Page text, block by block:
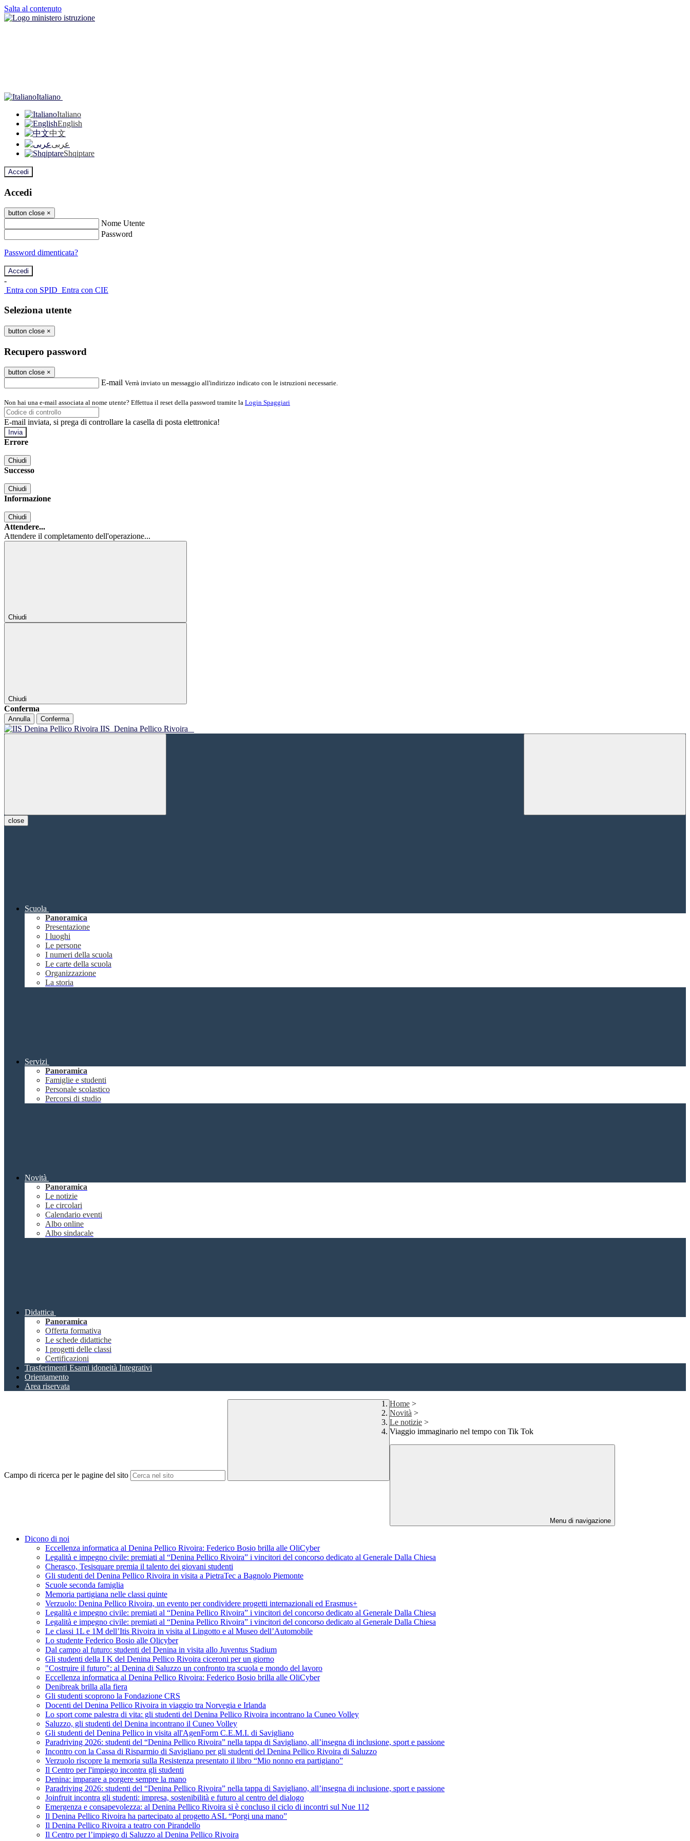
Salta al contenuto
Italiano
Italiano
English
中文
عربى
Shqiptare
Accedi
Accedi
button close ×
Nome Utente
Password
Password dimenticata?
-
Entra con SPID Entra con CIE
Seleziona utente
button close ×
Recupero password
button close ×
E-mail Verrà inviato un messaggio all'indirizzo indicato con le istruzioni necessarie.
Non hai una e-mail associata al nome utente? Effettua il reset della password tramite la Login Spaggiari
E-mail inviata, si prega di controllare la casella di posta elettronica!
Errore
Chiudi
Successo
Chiudi
Informazione
Chiudi
Attendere...
Attendere il completamento dell'operazione...
Chiudi
Chiudi
Conferma
Annulla Conferma
IIS Denina Pellico Rivoira
close
Scuola
Panoramica
Presentazione
I luoghi
Le persone
I numeri della scuola
Le carte della scuola
Organizzazione
La storia
Servizi
Panoramica
Famiglie e studenti
Personale scolastico
Percorsi di studio
Novità
Panoramica
Le notizie
Le circolari
Calendario eventi
Albo online
Albo sindacale
Didattica
Panoramica
Offerta formativa
Le schede didattiche
I progetti delle classi
Certificazioni
Trasferimenti Esami idoneità Integrativi
Orientamento
Area riservata
Campo di ricerca per le pagine del sito
Home >
Novità >
Le notizie >
Viaggio immaginario nel tempo con Tik Tok
Menu di navigazione
Dicono di noi
Eccellenza informatica al Denina Pellico Rivoira: Federico Bosio brilla alle OliCyber
Legalità e impegno civile: premiati al “Denina Pellico Rivoira” i vincitori del concorso dedicato al Generale Dalla Chiesa
Cherasco, Tesisquare premia il talento dei giovani studenti
Gli studenti del Denina Pellico Rivoira in visita a PietraTec a Bagnolo Piemonte
Scuole seconda famiglia
Memoria partigiana nelle classi quinte
Verzuolo: Denina Pellico Rivoira, un evento per condividere progetti internazionali ed Erasmus+
Legalità e impegno civile: premiati al “Denina Pellico Rivoira” i vincitori del concorso dedicato al Generale Dalla Chiesa
Legalità e impegno civile: premiati al “Denina Pellico Rivoira” i vincitori del concorso dedicato al Generale Dalla Chiesa
Le classi 1L e 1M dell’Itis Rivoira in visita al Lingotto e al Museo dell’Automobile
Lo studente Federico Bosio alle Olicyber
Dal campo al futuro: studenti del Denina in visita allo Juventus Stadium
Gli studenti della I K del Denina Pellico Rivoira ciceroni per un giorno
"Costruire il futuro": al Denina di Saluzzo un confronto tra scuola e mondo del lavoro
Eccellenza informatica al Denina Pellico Rivoira: Federico Bosio brilla alle OliCyber
Denibreak brilla alla fiera
Gli studenti scoprono la Fondazione CRS
Docenti del Denina Pellico Rivoira in viaggio tra Norvegia e Irlanda
Lo sport come palestra di vita: gli studenti del Denina Pellico Rivoira incontrano la Cuneo Volley
Saluzzo, gli studenti del Denina incontrano il Cuneo Volley
Gli studenti del Denina Pellico in visita all'AgenForm C.E.M.I. di Savigliano
Paradriving 2026: studenti del “Denina Pellico Rivoira” nella tappa di Savigliano, all’insegna di inclusione, sport e passione
Incontro con la Cassa di Risparmio di Savigliano per gli studenti del Denina Pellico Rivoira di Saluzzo
Verzuolo riscopre la memoria sulla Resistenza presentato il libro “Mio nonno era partigiano”
Il Centro per l'impiego incontra gli studenti
Denina: imparare a porgere sempre la mano
Paradriving 2026: studenti del “Denina Pellico Rivoira” nella tappa di Savigliano, all’insegna di inclusione, sport e passione
Joinfruit incontra gli studenti: impresa, sostenibilità e futuro al centro del dialogo
Emergenza e consapevolezza: al Denina Pellico Rivoira si è concluso il ciclo di incontri sul Nue 112
Il Denina Pellico Rivoira ha partecipato al progetto ASL “Porgi una mano”
Il Denina Pellico Rivoira a teatro con Pirandello
Il Centro per l’impiego di Saluzzo al Denina Pellico Rivoira